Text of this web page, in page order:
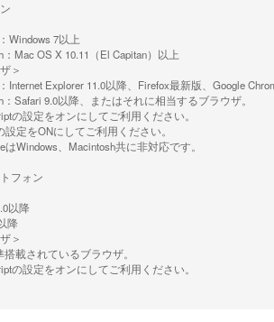
Windows 7以上
：Mac OS X 10.11（El Capitan）以上
＞
Internet Explorer 11.0以降、Firefox最新版、Google
：Safari 9.0以降、またはそれに相当するブラウザ。
の設定をオンにしてご利用ください。
設定をONにしてご利用ください。
はWindows、Macintosh共に非対応です。
フォン
以降
降
＞
載されているブラウザ。
の設定をオンにしてご利用ください。